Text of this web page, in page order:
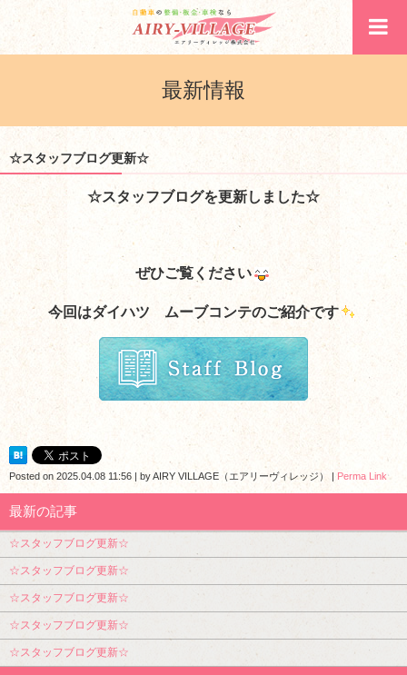
最新情報
☆スタッフブログ更新☆
☆スタッフブログを更新しました☆
ぜひご覧ください
今回はダイハツ ムーブコンテのご紹介です
Posted on 2025.04.08 11:56 | byAIRY VILLAGE（エアリーヴィレッジ） | Perma Link
最新の記事
☆スタッフブログ更新☆
☆スタッフブログ更新☆
☆スタッフブログ更新☆
☆スタッフブログ更新☆
☆スタッフブログ更新☆